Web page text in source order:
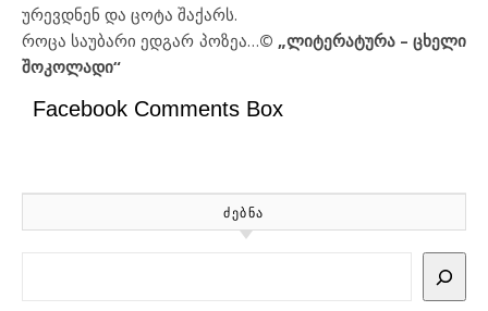
ურევდნენ და ცოტა შაქარს.
როცა საუბარი ედგარ პოზეა…© „ლიტერატურა – ცხელი
შოკოლადი“
Facebook Comments Box
ᲫᲔᲑᲜᲐ